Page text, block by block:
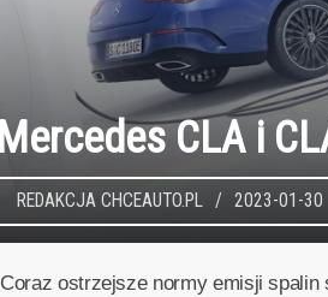
Mercedes CLA i
REDAKCJA CHCEAUTO.PL 2023-01-30
Coraz ostrzejsze normy emisji